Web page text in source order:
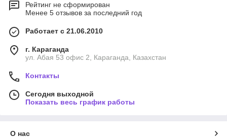
Рейтинг не сформирован
Менее 5 отзывов за последний год
Работает с 21.06.2010
г. Караганда
ул. Абая 53 офис 2, Караганда, Казахстан
Контакты
Сегодня выходной
Показать весь график работы
О нас